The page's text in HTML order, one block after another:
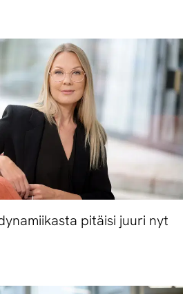
pitäisi juuri nyt